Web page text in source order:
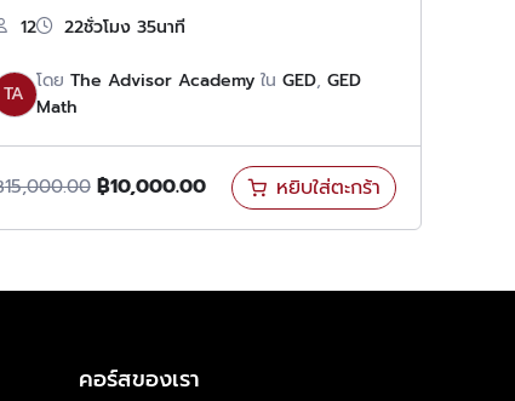
12 22ชั่วโมง 35นาที
TA
โดย The Advisor Academyใน GED, GED
Math
15,000.00 ฿10,000.00 หยิบใส่ตะกร้า
คอร์สของเรา